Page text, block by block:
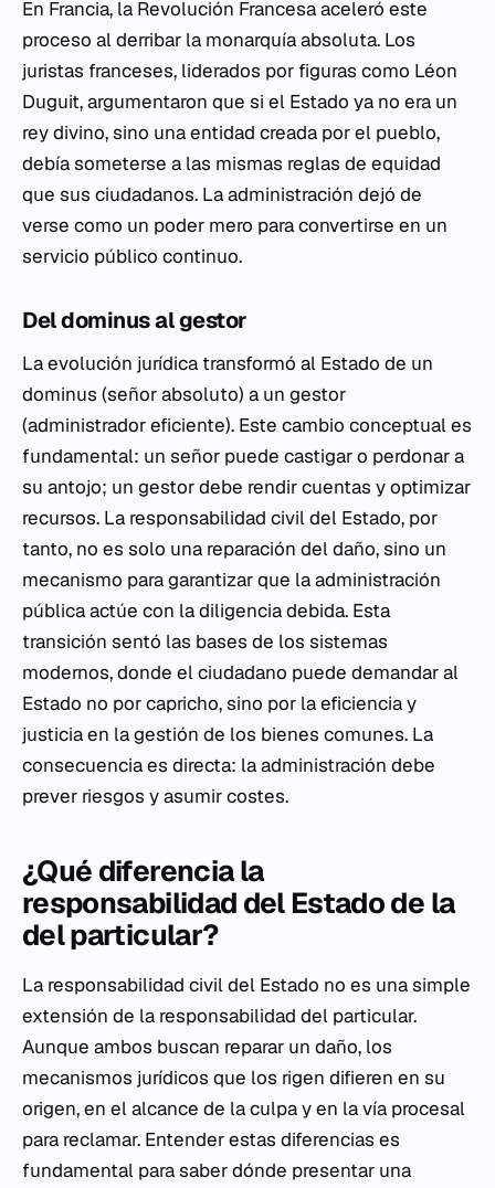
En Francia, la Revolución Francesa aceleró este
proceso al derribar la monarquía absoluta. Los
juristas franceses, liderados por figuras como Léon
Duguit, argumentaron que si el Estado ya no era un
rey divino, sino una entidad creada por el pueblo,
debía someterse a las mismas reglas de equidad
que sus ciudadanos. La administración dejó de
verse como un poder mero para convertirse en un
servicio público continuo.
Deldominusalgestor
La evolución jurídica transformó al Estado de un
dominus (señor absoluto) a un gestor
(administrador eficiente). Este cambio conceptual es
fundamental: un señor puede castigar o perdonar a
su antojo; un gestor debe rendir cuentas y optimizar
recursos. La responsabilidad civil del Estado, por
tanto, no es solo una reparación del daño, sino un
mecanismo para garantizar que la administración
pública actúe con la diligencia debida. Esta
transición sentó las bases de los sistemas
modernos, donde el ciudadano puede demandar al
Estado no por capricho, sino por la eficiencia y
justicia en la gestión de los bienes comunes. La
consecuencia es directa: la administración debe
prever riesgos y asumir costes.
¿Qué diferencia la
responsabilidad del Estado de la
del particular?
La responsabilidad civil del Estado no es una simple
extensión de la responsabilidad del particular.
Aunque ambos buscan reparar un daño, los
mecanismos jurídicos que los rigen difieren en su
origen, en el alcance de la culpa y en la vía procesal
para reclamar. Entender estas diferencias es
fundamental para saber dónde presentar una